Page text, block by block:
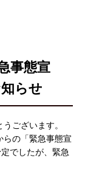
事態宣
らせ
ございます。
らの「緊急事態宣
でしたが、緊急